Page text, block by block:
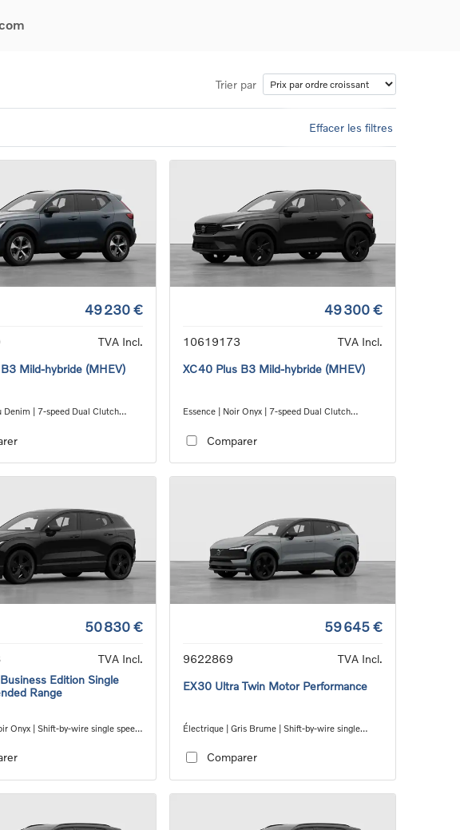
& Réparations
de votre voiture
de dépannage
7
un distributeur
Trier par
Effacer les filtres
49 230 €
TVA Incl.
Mild-hybride (MHEV)
Denim | 7-speed Dual Clutch
49 300 €
10619173
TVA Incl.
XC40 Plus B3 Mild-hybride (MHEV)
Essence | Noir Onyx | 7-speed Dual Clutch
Comparer
50 830 €
TVA Incl.
Edition Single
Range
Onyx | Shift-by-wire single speed
59 645 €
9622869
TVA Incl.
EX30 Ultra Twin Motor Performance
Électrique | Gris Brume | Shift-by-wire single
Comparer